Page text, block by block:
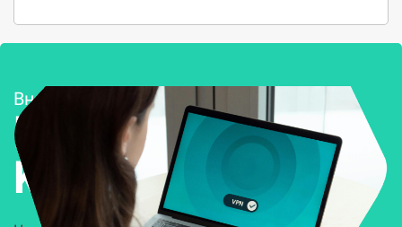
Внедряване и поддръжка
Решения за
Kиберсигурност